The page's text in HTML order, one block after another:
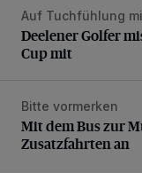
Deelener Golfer
Auf Tuchfühlung
Deelener Golfer
Cup mit
Mit dem Bus zur
Bitte vormerken
Mit dem Bus zur
Zusatzfahrten an